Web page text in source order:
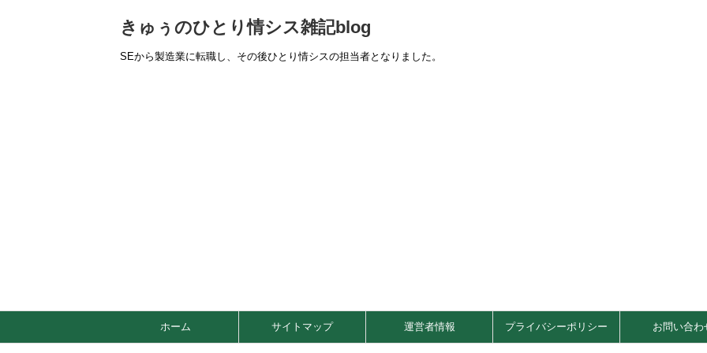
きゅぅのひとり情シス雑記blog
SEから製造業に転職し、その後ひとり情シスの担当者となりました。
ホーム サイトマップ 運営者情報 プライバシーポリシー お問い合わ